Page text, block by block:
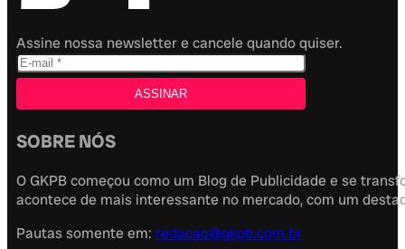
Assine nossa newsletter e cancele quando quiser.
SOBRE NÓS
O GKPB começou como um Blog de Publicidade e se
acontece de mais interessante no mercado, com um
Pautas somente em: redacao@gkpb.com.br